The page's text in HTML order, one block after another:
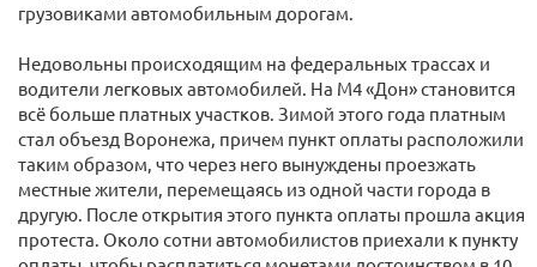
грузовиками автомобильным дорогам.
Недовольны происходящим на федеральных трассах и
водители легковых автомобилей. На М4 «Дон» становится
всё больше платных участков. Зимой этого года платным
стал объезд Воронежа, причем пункт оплаты расположили
таким образом, что через него вынуждены проезжать
местные жители, перемещаясь из одной части города в
другую. После открытия этого пункта оплаты прошла акция
протеста. Около сотни автомобилистов приехали к пункту